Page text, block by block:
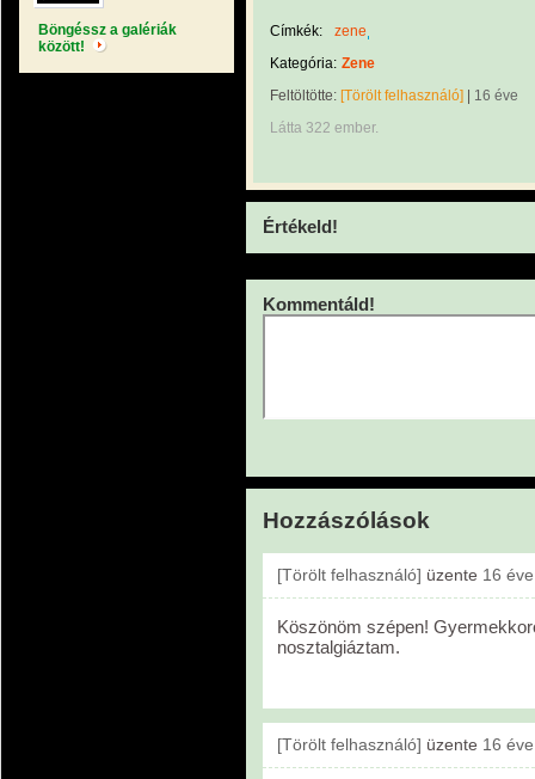
Böngéssz a galériák
között!
Címkék:
zene
Kategória: Zene
Feltöltötte: [Törölt felhasználó]
16 éve
Látta 322 ember.
Értékeld!
Kommentáld!
Hozzászólások
[Törölt felhasználó] üzente 16 éve
Köszönöm szépen!
nosztalgiáztam.
[Törölt felhasználó] üzente 16 éve